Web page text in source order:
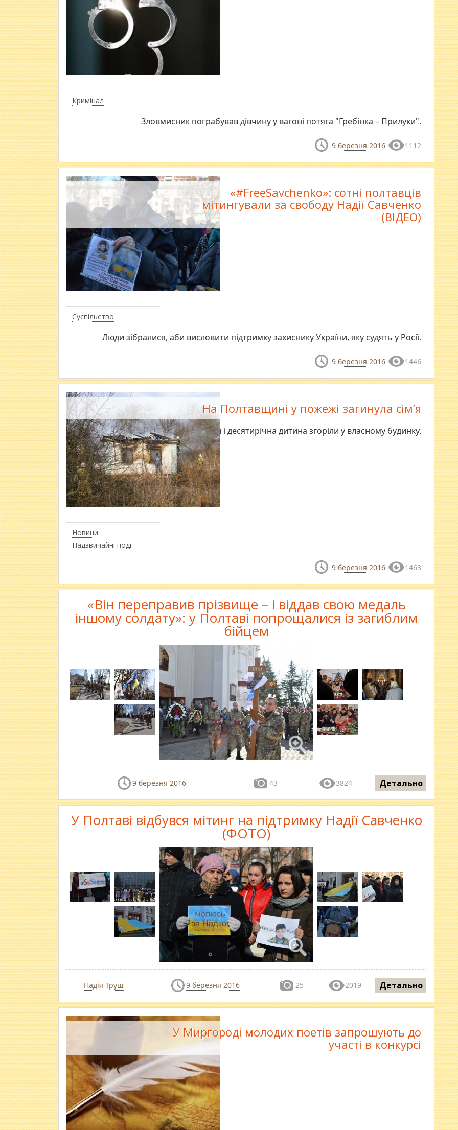
Кримінал
Зловмисник пограбував дівчину у вагоні потяга "Гребінка – Прилуки".
9 березня 2016 1112
Суспільство
«#FreeSavchenko»: сотні полтавців
мітингували за свободу Надії Савченко
(ВІДЕО)
Люди зібралися, аби висловити підтримку захиснику України, яку судять у Росії.
9 березня 2016 1446
Новини
Надзвичайні події
На Полтавщині у пожежі загинула сім’я
Батьки і десятирічна дитина згоріли у власному будинку.
9 березня 2016 1463
«Він переправив прізвище – і віддав свою медаль
іншому солдату»: у Полтаві попрощалися із загиблим
бійцем
9 березня 2016 43 3824 Детально
У Полтаві відбувся мітинг на підтримку Надії Савченко
(ФОТО)
Надія Труш 9 березня 2016 25 2019 Детально
У Миргороді молодих поетів запрошують до
участі в конкурсі